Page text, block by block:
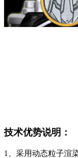
技术优势说明：
1、采用动态粒子渲